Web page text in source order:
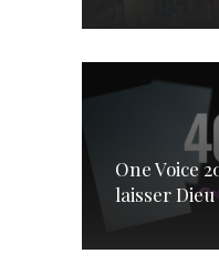
One Voice
laisser